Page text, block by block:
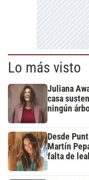
Lo más visto
Juliana
casa
ningún
Desde
Martín
falta de